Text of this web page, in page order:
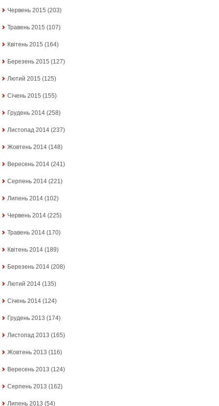
Червень 2015 (203)
Травень 2015 (107)
Квітень 2015 (164)
Березень 2015 (127)
Лютий 2015 (125)
Січень 2015 (155)
Грудень 2014 (258)
Листопад 2014 (237)
Жовтень 2014 (148)
Вересень 2014 (241)
Серпень 2014 (221)
Липень 2014 (102)
Червень 2014 (225)
Травень 2014 (170)
Квітень 2014 (189)
Березень 2014 (208)
Лютий 2014 (135)
Січень 2014 (124)
Грудень 2013 (174)
Листопад 2013 (165)
Жовтень 2013 (116)
Вересень 2013 (124)
Серпень 2013 (162)
Липень 2013 (54)